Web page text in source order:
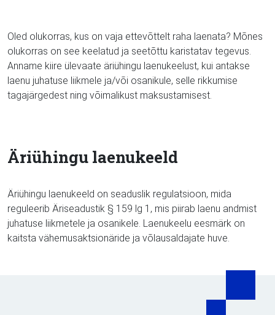
Oled olukorras, kus on vaja ettevõttelt raha laenata? Mõnes
olukorras on see keelatud ja seetõttu karistatav tegevus.
Anname kiire ülevaate äriühingu laenukeelust, kui antakse
laenu juhatuse liikmele ja/või osanikule, selle rikkumise
tagajärgedest ning võimalikust maksustamisest.
Äriühingu laenukeeld
Äriühingu laenukeeld on seaduslik regulatsioon, mida
reguleerib Äriseadustik § 159 lg 1, mis piirab laenu andmist
juhatuse liikmetele ja osanikele. Laenukeelu eesmärk on
kaitsta vähemusaktsionäride ja võlausaldajate huve.